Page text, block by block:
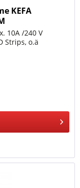
KEFA
10A /240 V
Strips, o.ä